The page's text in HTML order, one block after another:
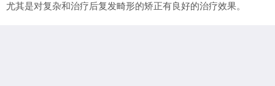
尤其是对复杂和治疗后复发畸形的矫正有良好的治疗效果。